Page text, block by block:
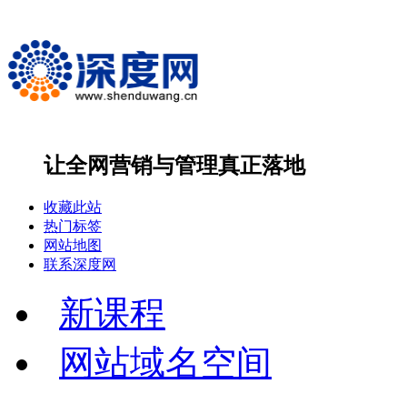
让全网营销与管理真正落地
收藏此站
热门标签
网站地图
联系深度网
新课程
网站域名空间